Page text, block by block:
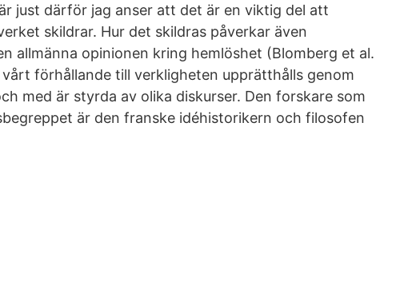
just därför jag anser att det är en viktig del att
skildrar. Hur det skildras påverkar även
allmänna opinionen kring hemlöshet (Blomberg et al.
förhållande till verkligheten upprätthålls genom
med är styrda av olika diskurser. Den forskare som
är den franske idéhistorikern och filosofen